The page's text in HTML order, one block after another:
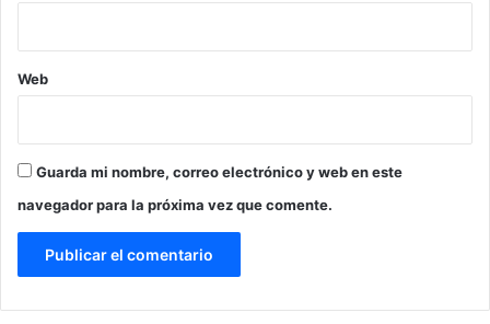
Web
Guarda mi nombre, correo electrónico y web en este
navegador para la próxima vez que comente.